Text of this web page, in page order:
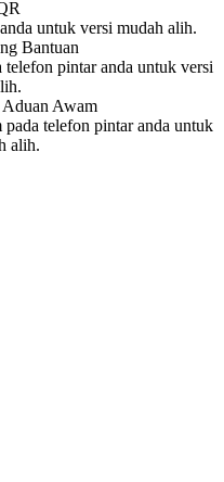
untuk versi mudah alih.
pintar anda untuk versi
telefon pintar anda untuk
alih.